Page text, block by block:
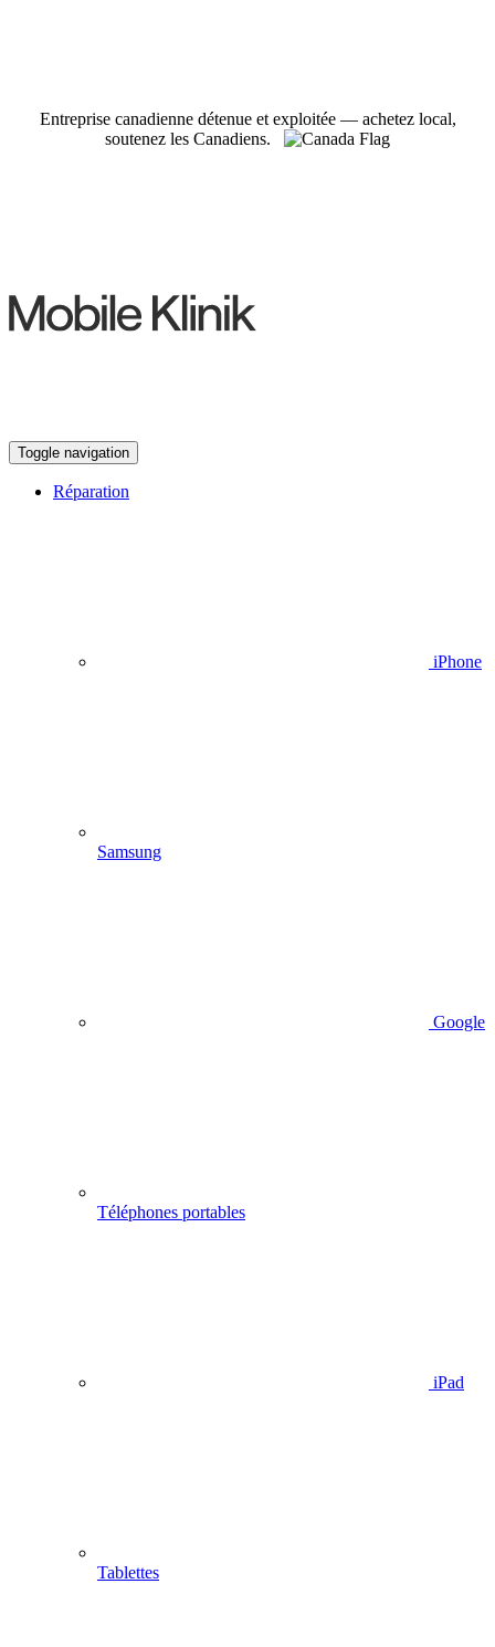
Entreprise canadienne détenue et exploitée — achetez local,
soutenez les Canadiens.
Toggle navigation
Réparation
iPhone
Samsung
Google
Téléphones portables
iPad
Tablettes